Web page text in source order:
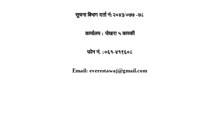
सूचना बिभाग दर्ता नं:२०४३/०७७ -७८
कार्यालय :पोखरा ५ कास्की
फोन नं. :०६१-४१९६०८
Email: everestawaj@gmail.com